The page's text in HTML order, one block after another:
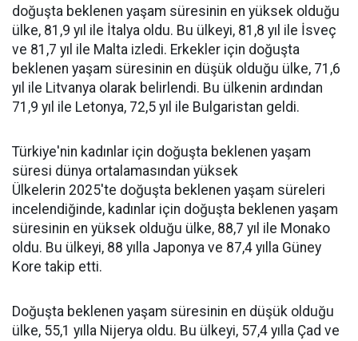
doğuşta beklenen yaşam süresinin en yüksek olduğu
ülke, 81,9 yıl ile İtalya oldu. Bu ülkeyi, 81,8 yıl ile İsveç
ve 81,7 yıl ile Malta izledi. Erkekler için doğuşta
beklenen yaşam süresinin en düşük olduğu ülke, 71,6
yıl ile Litvanya olarak belirlendi. Bu ülkenin ardından
71,9 yıl ile Letonya, 72,5 yıl ile Bulgaristan geldi.
Türkiye'nin kadınlar için doğuşta beklenen yaşam
süresi dünya ortalamasından yüksek
Ülkelerin 2025'te doğuşta beklenen yaşam süreleri
incelendiğinde, kadınlar için doğuşta beklenen yaşam
süresinin en yüksek olduğu ülke, 88,7 yıl ile Monako
oldu. Bu ülkeyi, 88 yılla Japonya ve 87,4 yılla Güney
Kore takip etti.
Doğuşta beklenen yaşam süresinin en düşük olduğu
ülke, 55,1 yılla Nijerya oldu. Bu ülkeyi, 57,4 yılla Çad ve